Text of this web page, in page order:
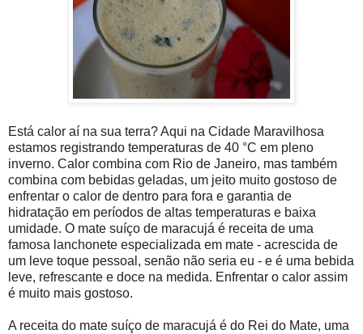
Está calor aí na sua terra? Aqui na Cidade Maravilhosa
estamos registrando temperaturas de 40 °C em pleno
inverno. Calor combina com Rio de Janeiro, mas também
combina com bebidas geladas, um jeito muito gostoso de
enfrentar o calor de dentro para fora e garantia de
hidratação em períodos de altas temperaturas e baixa
umidade. O mate suíço de maracujá é receita de uma
famosa lanchonete especializada em mate - acrescida de
um leve toque pessoal, senão não seria eu - e é uma bebida
leve, refrescante e doce na medida. Enfrentar o calor assim
é muito mais gostoso.
A receita do mate suíço de maracujá é do Rei do Mate, uma